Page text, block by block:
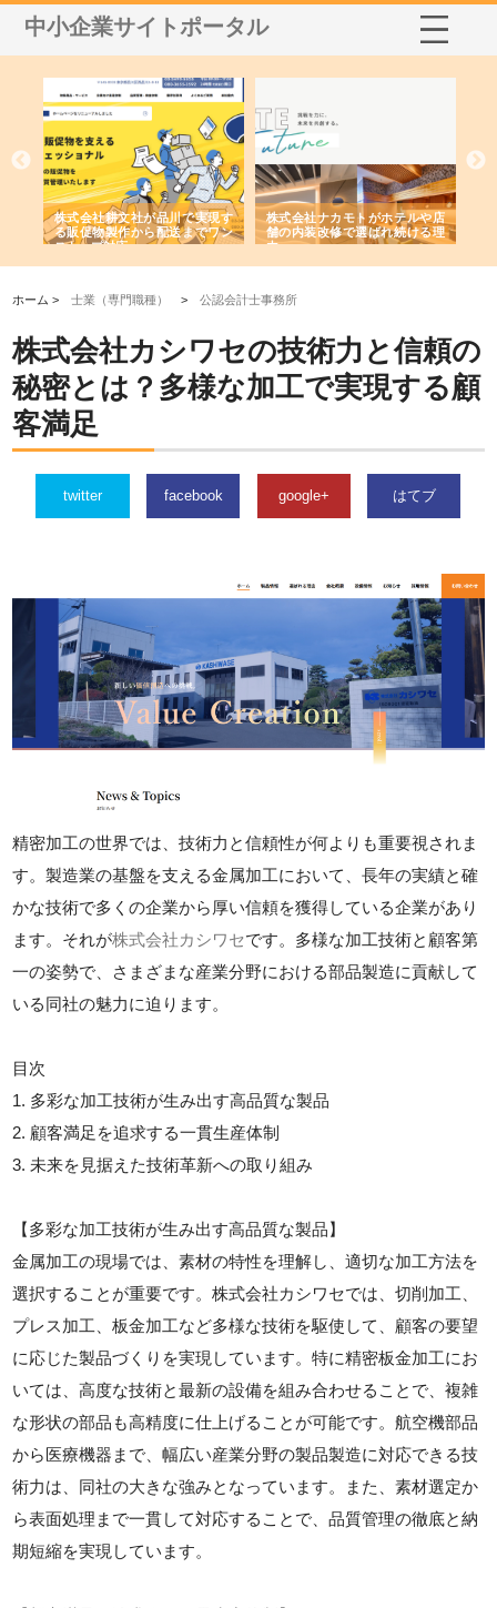
中小企業サイトポータル
株式会社耕文社が品川で実現す
る販促物製作から配送までワン
ストップ対応
株式会社ナカモトがホテルや店
舗の内装改修で選ばれ続ける理
由
ホーム >士業（専門職種） >公認会計士事務所
株式会社カシワセの技術力と信頼の
秘密とは？多様な加工で実現する顧
客満足
twitter facebook google+ はてブ
精密加工の世界では、技術力と信頼性が何よりも重要視されま
す。製造業の基盤を支える金属加工において、長年の実績と確
かな技術で多くの企業から厚い信頼を獲得している企業があり
ます。それが株式会社カシワセです。多様な加工技術と顧客第
一の姿勢で、さまざまな産業分野における部品製造に貢献して
いる同社の魅力に迫ります。
目次
1. 多彩な加工技術が生み出す高品質な製品
2. 顧客満足を追求する一貫生産体制
3. 未来を見据えた技術革新への取り組み
【多彩な加工技術が生み出す高品質な製品】
金属加工の現場では、素材の特性を理解し、適切な加工方法を
選択することが重要です。株式会社カシワセでは、切削加工、
プレス加工、板金加工など多様な技術を駆使して、顧客の要望
に応じた製品づくりを実現しています。特に精密板金加工にお
いては、高度な技術と最新の設備を組み合わせることで、複雑
な形状の部品も高精度に仕上げることが可能です。航空機部品
から医療機器まで、幅広い産業分野の製品製造に対応できる技
術力は、同社の大きな強みとなっています。また、素材選定か
ら表面処理まで一貫して対応することで、品質管理の徹底と納
期短縮を実現しています。